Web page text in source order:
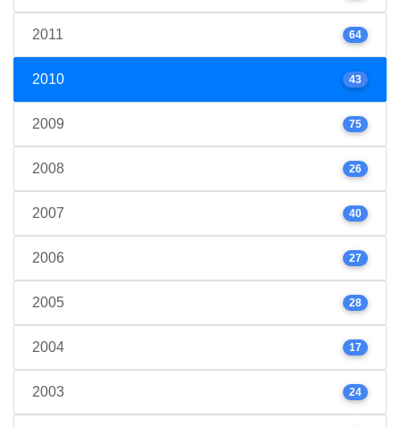
2011 64
2010 43
2009 75
2008 26
2007 40
2006 27
2005 28
2004 17
2003 24